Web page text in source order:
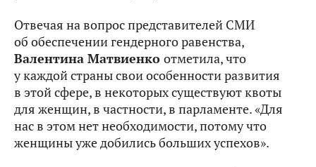
Отвечая на вопрос представителей СМИ
об обеспечении гендерного равенства,
Валентина Матвиенко отметила, что
у каждой страны свои особенности развития
в этой сфере, в некоторых существуют квоты
для женщин, в частности, в парламенте. «Для
нас в этом нет необходимости, потому что
женщины уже добились больших успехов».